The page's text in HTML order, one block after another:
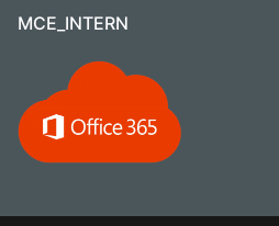
MCE_INTERN